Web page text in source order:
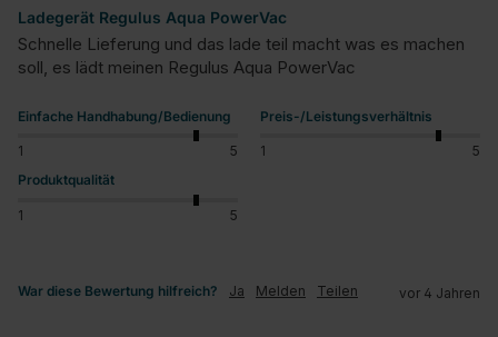
Ladegerät Regulus Aqua PowerVac
Schnelle Lieferung und das lade teil macht was es machen
soll, es lädt meinen Regulus Aqua PowerVac
Einfache Handhabung/Bedienung
1 5
Preis-/Leistungsverhältnis
1
5
Produktqualität
1 5
War diese Bewertung hilfreich? Ja Melden Teilen vor 4 Jahren